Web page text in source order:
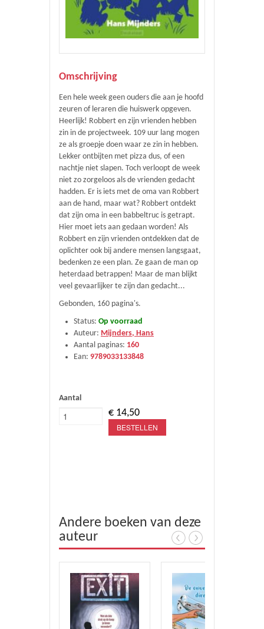
Omschrijving
Een hele week geen ouders die aan je hoofd
zeuren of leraren die huiswerk opgeven.
Heerlijk! Robbert en zijn vrienden hebben
zin in de projectweek. 109 uur lang mogen
ze als groepje doen waar ze zin in hebben.
Lekker ontbijten met pizza dus, of een
nachtje niet slapen. Toch verloopt de week
niet zo zorgeloos als de vrienden gedacht
hadden. Er is iets met de oma van Robbert
aan de hand, maar wat? Robbert ontdekt
dat zijn oma in een babbeltruc is getrapt.
Hier moet iets aan gedaan worden! Als
Robbert en zijn vrienden ontdekken dat de
oplichter ook bij andere mensen langsgaat,
bedenken ze een plan. Ze gaan de man op
heterdaad betrappen! Maar de man blijkt
veel gevaarlijker te zijn dan gedacht...
Gebonden, 160 pagina's.
Status: Op voorraad
Auteur: Mijnders, Hans
Aantal paginas: 160
Ean: 9789033133848
Aantal
€ 14,50
BESTELLEN
Andere boeken van deze
auteur